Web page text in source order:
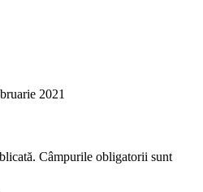
2021
Câmpurile obligatorii sunt